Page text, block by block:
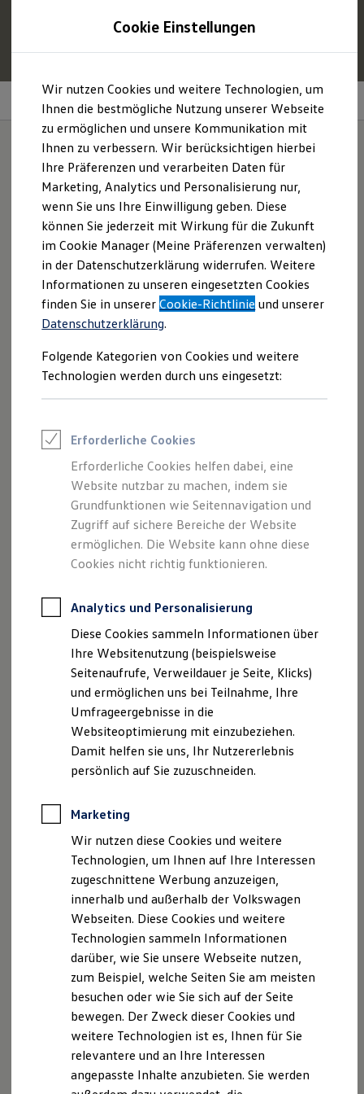
Hauptinhalt
springen
Footer
springen
Profitieren Sie von bis zu6.000 € 1
VolkswagenID. oder
Hybridmodelle.
Mehr zur E‑Auto-Förderung
Modelle und Konfigurator
Konfigurator
Modelle vergleichen
Konfiguration laden
Autosuche
Elektroautos
ENERGY Sondermodelle
Nutzfahrzeuge
SUV und CUV
Familienautos
Kombis
Kompaktwagen
Sportwagen
Schnell verfügbare Fahrzeuge
Angebote und Produkte
Aktuelle Angebote
E-Auto-Förderung
Volkswagen Marktplatz
Elektromobilität bei Gebrauchtwagen
Saisonangebote
Reifenpakete
Leasing
Leasing-Angebote
Gebrauchtwagen Leasing
Junge Gebrauchtwagen-Leasing
Elektroauto Leasing
Kleinwagen-Leasing
Autokredit mit Schlussrate
Versicherungen und Garantien
Kfz-Versicherung
Restschuldversicherungen
Garantien
Wartungsverträge
Geschäftskunden
Professional Class bei Volkswagen
Großkunden
Behörden
Direktkunden
Sonderfahrzeuge
Elektromobilität
Elektroautos
Elektrofahrzeugkonzepte
ID. EVERY1
Reichweite
Reichweite der ID. Modelle
Reichweite im Winter
Rekuperation
Laden
Laden unterwegs
Laden Zuhause
Ladestationen finden
Ladezeitensimulator
Sicherheit
Garantie und Lebensdauer
Nachhaltigkeit
Kosten und Kauf
Online-Navigation und Unterhaltung
Mit unseren Online-
Diensten 1
kommen Sie
gut an.
Online-Navigation für Ihr optionales
Navigationssystem
gelangen Sie auch bei wechselnden
Verkehrsbedingungen entspannter ans Ziel. Lassen Sie sich
nebenbei von der vielfältigen Auswahl an Musik und
Podcasts bestens unterhalten.
Funktionen und noch mehr Spaß sorgen unsere In-Car
Apps, wie zum BeispielAirConsole 4 .
Mehr zu Digitalen Extras
Nutzungsbedingungen
Datenschutzerklärungen
Cookie-Richtlinie
Angaben zum Digital Services Act (DSA)
Produktsicherheitsinformationen
Vertrag Widerrufen
Disclaimer von Volkswagen AG
Beim Erwerb eines Neufahrzeugs besteht die Möglichkeit die
mobilen Online-Dienste vonVolkswagenfür eine initiale,
unentgeltlich angebotene Vertragslaufzeit zu nutzen.
Ausgenommen davon ist das Dienstepaket VW Safe & Secure,
für das aktuell keine initiale, unentgeltliche Vertragslaufzeit
vorgesehen ist. Voraussetzung für die Nutzung ist die
Einrichtung eines gültigen
sowie die Anmeldung mit Benutzername und Passwort. Nach
erfolgreichem Anlegen des VolkswagenID Benutzerkontos
und der Verknüpfung mit Ihrem Fahrzeug, ist der Abschluss
Cookie Einstellungen
Wir nutzen Cookies und weitere Technologien, um
Ihnen die bestmögliche Nutzung unserer Webseite
zu ermöglichen und unsere Kommunikation mit
Ihnen zu verbessern. Wir berücksichtigen hierbei
Ihre Präferenzen und verarbeiten Daten für
Marketing, Analytics und Personalisierung nur,
wenn Sie uns Ihre Einwilligung geben. Diese
können Sie jederzeit mit Wirkung für die Zukunft
im Cookie Manager (Meine Präferenzen verwalten)
in der Datenschutzerklärung widerrufen. Weitere
Informationen zu unseren eingesetzten Cookies
finden Sie in unsererCookie-Richtlinie und unserer
Datenschutzerklärung.
Folgende Kategorien von Cookies und weitere
Technologien werden durch uns eingesetzt:
Erforderliche Cookies
Erforderliche Cookies helfen dabei, eine
Website nutzbar zu machen, indem sie
Grundfunktionen wie Seitennavigation und
Zugriff auf sichere Bereiche der Website
ermöglichen. Die Website kann ohne diese
Cookies nicht richtig funktionieren.
Analytics und Personalisierung
Diese Cookies sammeln Informationen über
Ihre Websitenutzung (beispielsweise
Seitenaufrufe, Verweildauer je Seite, Klicks)
und ermöglichen uns bei Teilnahme, Ihre
Umfrageergebnisse in die
Websiteoptimierung mit einzubeziehen.
Damit helfen sie uns, Ihr Nutzererlebnis
persönlich auf Sie zuzuschneiden.
Marketing
Wir nutzen diese Cookies und weitere
Technologien, um Ihnen auf Ihre Interessen
zugeschnittene Werbung anzuzeigen,
innerhalb und außerhalb der Volkswagen
Webseiten. Diese Cookies und weitere
Technologien sammeln Informationen
darüber, wie Sie unsere Webseite nutzen,
zum Beispiel, welche Seiten Sie am meisten
besuchen oder wie Sie sich auf der Seite
bewegen. Der Zweck dieser Cookies und
weitere Technologien ist es, Ihnen für Sie
relevantere und an Ihre Interessen
angepasste Inhalte anzubieten. Sie werden